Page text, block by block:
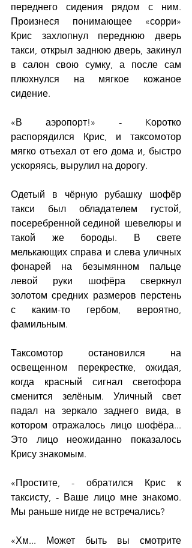
переднего сидения рядом с ним.
Произнеся понимающее «сорри»
Крис захлопнул переднюю дверь
такси, открыл заднюю дверь, закинул
в салон свою сумку, а после сам
плюхнулся на мягкое кожаное
сидение.
«В аэропорт!» - Kоротко
распорядился Крис, и таксомотор
мягко отъехал от его дома и, быстро
ускоряясь, вырулил на дорогу.
Одетый в чёрную рубашку шофёр
такси был обладателем густой,
посеребренной сединой  шевелюры и
такой же бороды. В свете
мелькающих справа и слева уличных
фонарей на безымянном пальце
левой руки шофёра сверкнул
золотом средних размеров перстень
с каким-то гербом, вероятно,
фамильным.
Таксомотор остановился на
освещенном перекрестке, ожидая,
когда красный сигнал светофора
сменится зелёным. Уличный свет
падал на зеркало заднего вида, в
котором отражалось лицо шофёра...
Это лицо неожиданно показалось
Крису знакомым.
«Простите, - обратился Крис к
таксисту, - Ваше лицо мне знакомо.
Мы раньше нигде не встречались?
«Хм... Может быть вы смотрите